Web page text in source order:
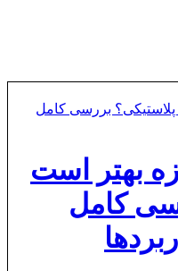
بهتر است
کامل